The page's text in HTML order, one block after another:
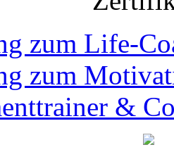
zum Life-
zum
&